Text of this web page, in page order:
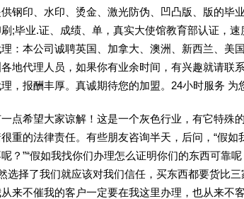
钢印、水印、烫金、激光防伪、凹凸版、版的毕
;毕业.证、成绩、单，真实大使馆教育部认证，速
：本公司诚聘英国、加拿大、澳洲、新西兰、美
地代理人员，如果你有业余时间，有兴趣就请联
，报酬丰厚。真诚期待您的加盟。24小时服务 为
点希望大家谅解！这是一个灰色行业，有它特殊
重的法律责任。有些朋友咨询半天，后问，“假如
？”“假如我找你们办理怎么证明你们的东西可靠呢
选择了我们就应该对我们信任，买东西都要货比
来不催我的客户一定要在我这里办理，也从来不